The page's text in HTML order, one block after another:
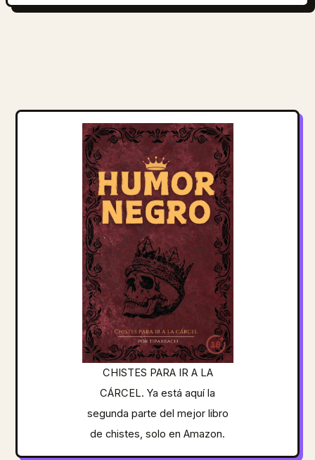
CHISTES PARA IR A LA
CÁRCEL. Ya está aquí la
segunda parte del mejor libro
de chistes, solo en Amazon.